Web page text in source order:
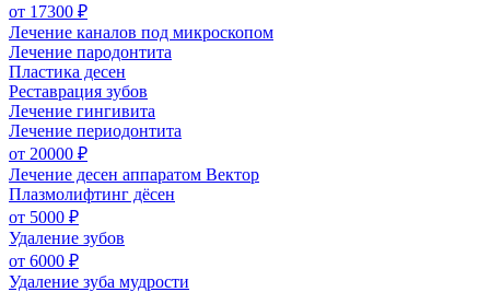
от 17300 ₽
Лечение каналов под микроскопом
Лечение пародонтита
Пластиĸа десен
Реставрация зубов
Лечение гингивита
Лечение периодонтита
от 20000 ₽
Лечение десен аппаратом Вектор
Плазмолифтинг дёсен
от 5000 ₽
Удаление зубов
от 6000 ₽
Удаление зуба мудрости